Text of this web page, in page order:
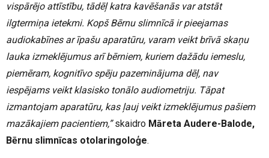
vispārējo attīstību, tādēļ katra kavēšanās var atstāt
ilgtermiņa ietekmi. Kopš Bērnu slimnīcā ir pieejamas
audiokabīnes ar īpašu aparatūru, varam veikt brīvā skaņu
lauka izmeklējumus arī bērniem, kuriem dažādu iemeslu,
piemēram, kognitīvo spēju pazeminājuma dēļ, nav
iespējams veikt klasisko tonālo audiometriju. Tāpat
izmantojam aparatūru, kas ļauj veikt izmeklējumus pašiem
mazākajiem pacientiem,”skaidro Māreta Audere-Balode,
Bērnu slimnīcas otolaringoloģe.